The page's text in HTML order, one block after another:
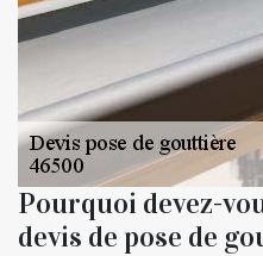
Pourquoi devez-
devis de pose de